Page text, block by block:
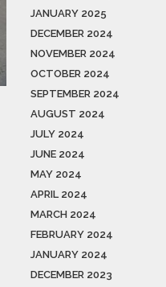
JANUARY 2025
DECEMBER 2024
NOVEMBER 2024
OCTOBER 2024
SEPTEMBER 2024
AUGUST 2024
JULY 2024
JUNE 2024
MAY 2024
APRIL 2024
MARCH 2024
FEBRUARY 2024
JANUARY 2024
DECEMBER 2023